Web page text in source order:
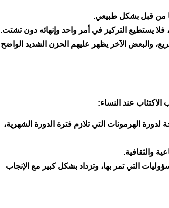
من قبل بشكل طبيعي.
فلا يستطيع التركيز في أمر واحد وإنهائه دون تشتت.
والبعض الآخر يظهر عليهم الحزن الشديد الواضح
الاكتئاب عند النساء:
لدورة الهرمونات التي تلازم فترة الدورة الشهرية،
والثقافية.
التي تمر بها، وتزداد بشكل كبير مع الإنجاب